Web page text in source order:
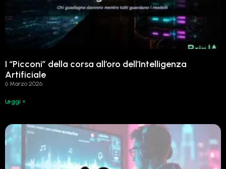
I “Picconi” della corsa all’oro dell’Intelligenza
Artificiale
6 Marzo 2026
Leggi »